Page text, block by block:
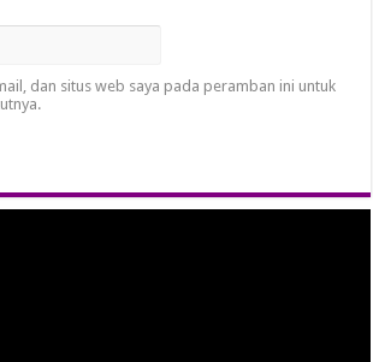
dan situs web saya pada peramban ini untuk